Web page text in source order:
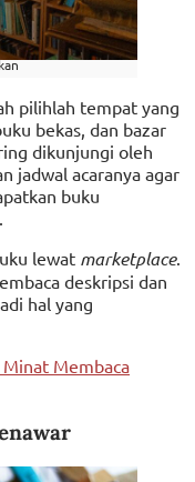
pilihlah tempat yang
bekas, dan bazar
dikunjungi oleh
jadwal acaranya agar
buku
lewat marketplace.
deskripsi dan
hal yang
Membaca